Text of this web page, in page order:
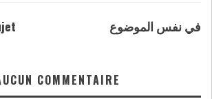
في نفس الموضوع
COMMENTAIRE